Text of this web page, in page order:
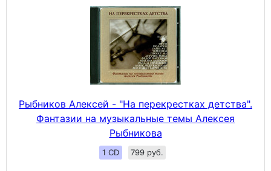
Рыбников Алексей - "На перекрестках детства".
Фантазии на музыкальные темы Алексея
Рыбникова
1 CD 799 руб.